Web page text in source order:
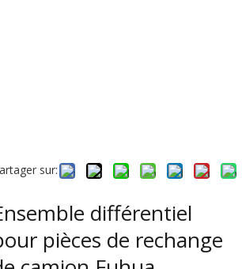
sur:
différentiel
pièces de rechange